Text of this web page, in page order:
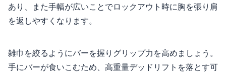
あり、また手幅が広いことでロックアウト時に胸を張り肩
を返しやすくなります。
雑巾を絞るようにバーを握りグリップ力を高めましょう。
手にバーが食いこむため、高重量デッドリフトを落とす可